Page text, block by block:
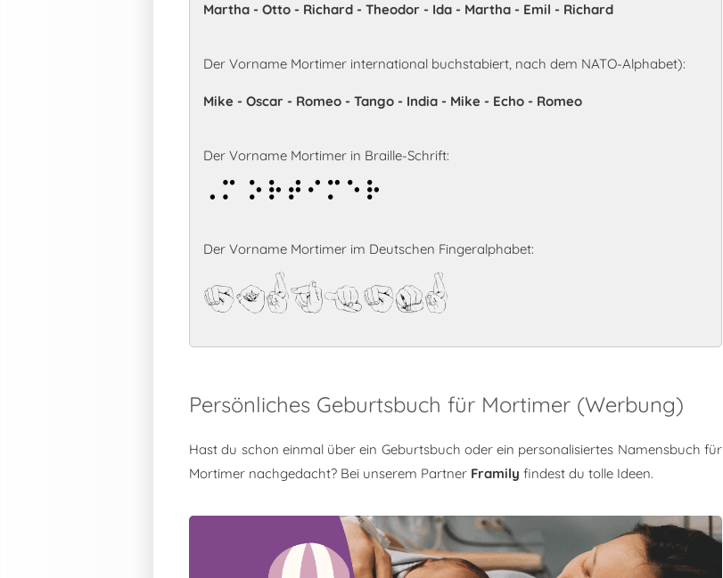
Martha - Otto - Richard - Theodor - Ida - Martha - Emil - Richard
Der Vorname Mortimer international buchstabiert, nach dem NATO-Alphabet):
Mike - Oscar - Romeo - Tango - India - Mike - Echo - Romeo
Der Vorname Mortimer in Braille-Schrift:
Mortimer
Der Vorname Mortimer im Deutschen Fingeralphabet:
Mortimer
Persönliches Geburtsbuch für Mortimer (Werbung)
Hast du schon einmal über ein Geburtsbuch oder ein personalisiertes Namensbuch für
Mortimer nachgedacht? Bei unserem Partner Framily findest du tolle Ideen.